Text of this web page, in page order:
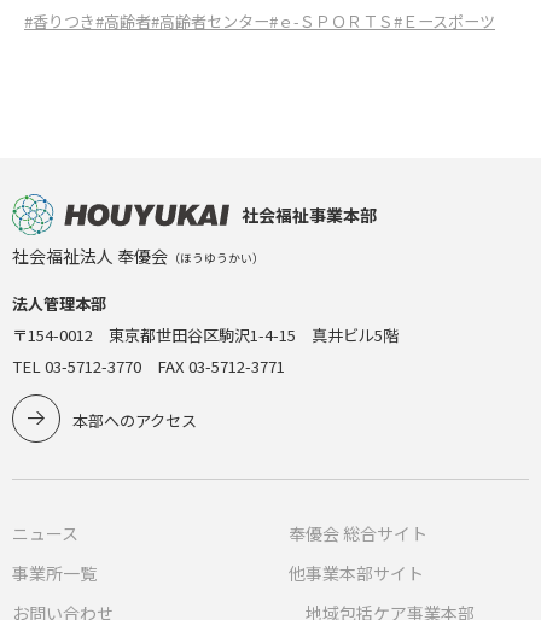
#香りつき#高齢者#高齢者センター#ｅ-ＳＰＯＲＴＳ#Ｅースポーツ
社会福祉事業本部
社会福祉法人 奉優会 （ほうゆうかい）
法人管理本部
〒154-0012 東京都世田谷区駒沢1-4-15 真井ビル5階
TEL 03-5712-3770 FAX 03-5712-3771
本部へのアクセス
ニュース
事業所一覧
お問い合わせ
奉優会 総合サイト
他事業本部サイト
地域包括ケア事業本部